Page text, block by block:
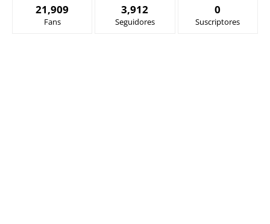
21,909
Fans
3,912
Seguidores
0
Suscriptores